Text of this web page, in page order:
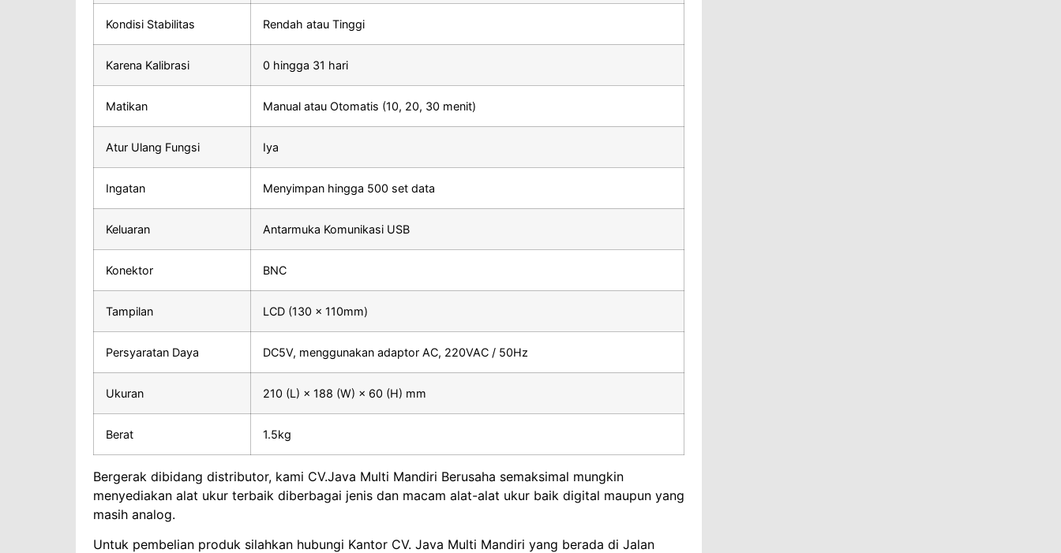
Kondisi Stabilitas Rendah atau Tinggi
Karena Kalibrasi 0 hingga 31 hari
Matikan Manual atau Otomatis (10, 20, 30 menit)
Atur Ulang Fungsi Iya
Ingatan Menyimpan hingga 500 set data
Keluaran Antarmuka Komunikasi USB
Konektor BNC
Tampilan LCD (130 × 110mm)
Persyaratan Daya DC5V, menggunakan adaptor AC, 220VAC / 50Hz
Ukuran 210 (L) × 188 (W) × 60 (H) mm
Berat 1.5kg
Bergerak dibidang distributor, kami CV.Java Multi Mandiri Berusaha semaksimal mungkin
menyediakan alat ukur terbaik diberbagai jenis dan macam alat-alat ukur baik digital maupun yang
masih analog.
Untuk pembelian produk silahkan hubungi Kantor CV. Java Multi Mandiri yang berada di Jalan